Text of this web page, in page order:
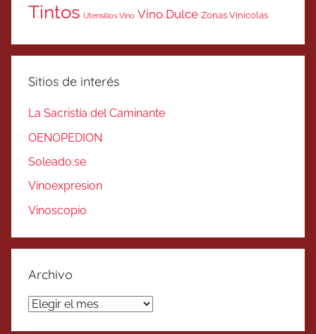
Tintos Utensilios Vino Vino Dulce Zonas Vinicolas
Sitios de interés
La Sacristía del Caminante
OENOPEDION
Soleado.se
Vinoexpresion
Vinoscopio
Archivo
Archivo